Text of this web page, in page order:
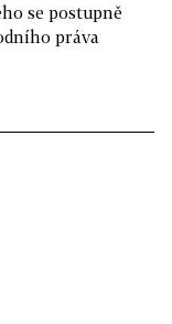
se postupně
práva